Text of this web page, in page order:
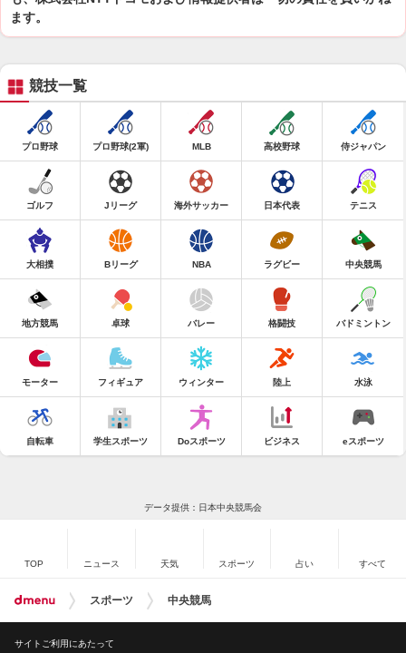
ます。
競技一覧
プロ野球 プロ野球(2軍) MLB 高校野球 侍ジャパン
ゴルフ Jリーグ 海外サッカー 日本代表 テニス
大相撲 Bリーグ NBA ラグビー 中央競馬
地方競馬 卓球 バレー 格闘技 バドミントン
モーター フィギュア ウィンター 陸上 水泳
自転車 学生スポーツ Doスポーツ ビジネス eスポーツ
データ提供：日本中央競馬会
TOP ニュース 天気 スポーツ 占い すべて
スポーツ 中央競馬
サイトご利用にあたって